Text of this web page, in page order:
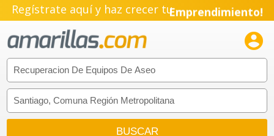
Regístrate aquí y haz crecer tuEmprendimiento!
